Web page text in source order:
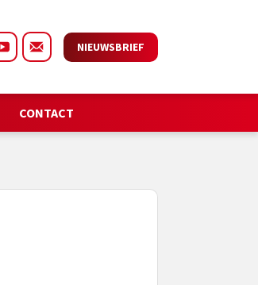
NIEUWSBRIEF
CONTACT